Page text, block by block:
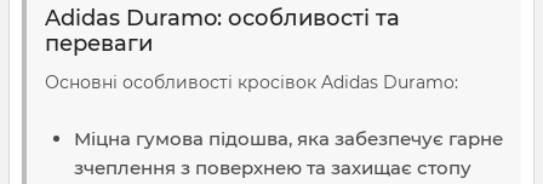
Adidas Duramo: особливості та
переваги
Основні особливості кросівок Adidas Duramo:
Міцна гумова підошва, яка забезпечує гарне
зчеплення з поверхнею та захищає стопу